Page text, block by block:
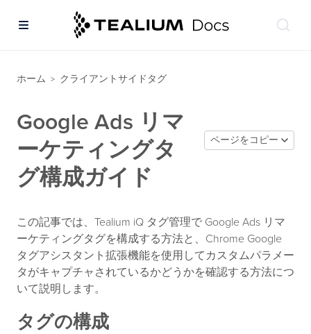
ホーム > クライアントサイドタグ
Google Ads リマ
ーケティングタ
グ構成ガイド
ページをコピー
この記事では、Tealium iQ タグ管理で Google Ads リマ
ーケティングタグを構成する方法と、Chrome Google
タグアシスタント拡張機能を使用してカスタムパラメー
タがキャプチャされているかどうかを確認する方法につ
いて説明します。
タグの構成